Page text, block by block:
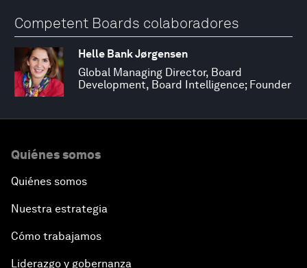
Competent Boards colaboradores
Helle Bank Jørgensen
Global Managing Director, Board
Development, Board Intelligence; Founder
Quiénes somos
Quiénes somos
Nuestra estrategia
Cómo trabajamos
Liderazgo y gobernanza